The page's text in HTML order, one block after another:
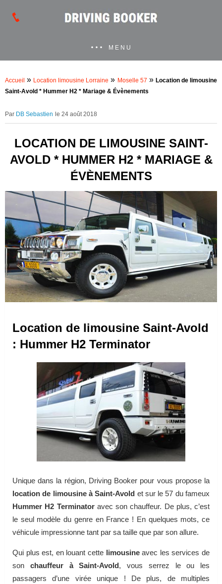
MENU
Accueil » Location limousine Lorraine » Moselle 57 » Location de limousine
Saint-Avold * Hummer H2 * Mariage & Évènements
DB Sebastien le 24 août 2018
LOCATION DE LIMOUSINE SAINT-
AVOLD * HUMMER H2 * MARIAGE &
ÉVÈNEMENTS
Location de limousine Saint-Avold
: Hummer H2 Terminator
Unique dans la région, Driving Booker pour vous propose la
location de limousine à Saint-Avold et sur le 57 du fameux
Hummer H2 Terminatoravec son chauffeur. De plus, c’est
le seul modèle du genre en France ! En quelques mots, ce
véhicule impressionne tant par sa taille que par son allure.
Qui plus est, en louant cette limousineavec les services de
son chauffeur à Saint-Avold, vous serrez le ou les
passagers d’une virée unique ! De plus, de multiples